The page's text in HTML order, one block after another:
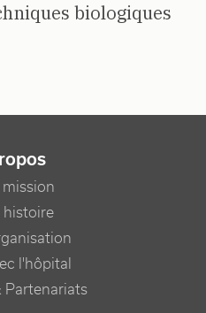
biologiques
histoire
l'hôpital
Partenariats